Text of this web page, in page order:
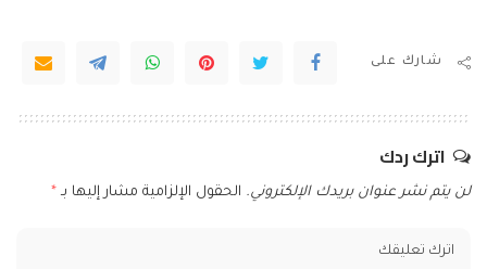
شارك على
اترك ردك
لن يتم نشر عنوان بريدك الإلكتروني. الحقول الإلزامية مشار إليها بـ *